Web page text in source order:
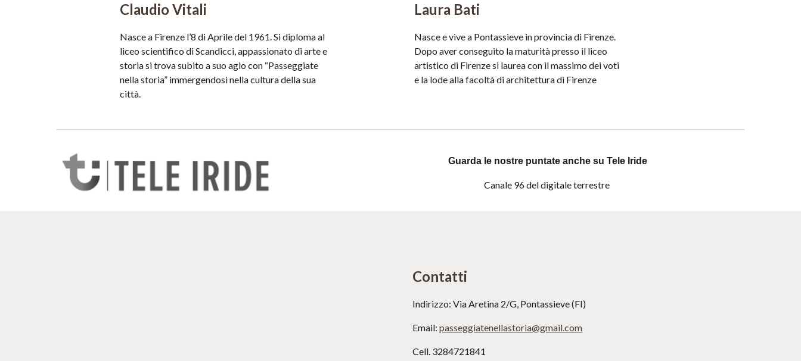
Claudio Vitali
Nasce a Firenze l’8 di Aprile del 1961. Si diploma al
liceo scientifico di Scandicci, appassionato di arte e
storia si trova subito a suo agio con “Passeggiate
nella storia” immergendosi nella cultura della sua
città.
Laura Bati
Nasce e vive a Pontassieve in provincia di Firenze.
Dopo aver conseguito la maturità presso il liceo
artistico di Firenze si laurea con il massimo dei voti
e la lode alla facoltà di architettura di Firenze
Guarda le nostre puntate anche su Tele Iride
Canale 96 del digitale terrestre
Contatti
Indirizzo: Via Aretina 2/G, Pontassieve (FI)
Email: passeggiatenellastoria@gmail.com
Cell. 3284721841